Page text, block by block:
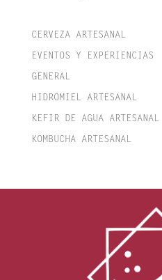
CERVEZA ARTESANAL
EVENTOS Y EXPERIENCIAS
GENERAL
HIDROMIEL ARTESANAL
KEFIR DE AGUA ARTESANAL
KOMBUCHA ARTESANAL